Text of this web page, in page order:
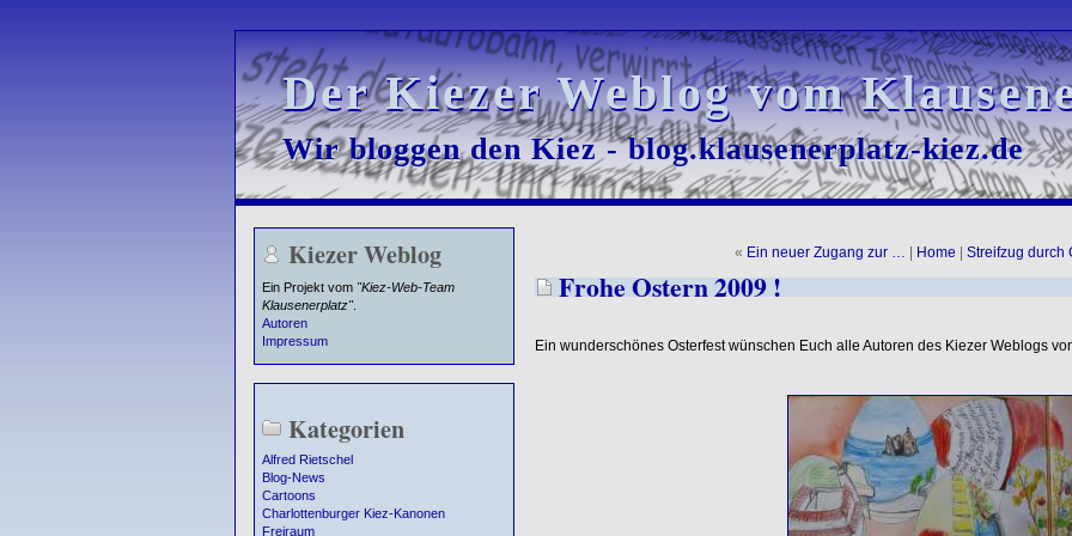
Der Kiezer Weblog vom
Der Kiezer Weblog vom
Wir bloggen den Kiez - blog.klausenerplatz-kiez.de
Wir bloggen den Kiez - blog.klausenerplatz-kiez.de
Kiezer Weblog
Ein Projekt vom "Kiez-Web-Team
Klausenerplatz".
Autoren
Impressum
Kategorien
Alfred Rietschel
Blog-News
Cartoons
Charlottenburger Kiez-Kanonen
Freiraum
« Ein neuer Zugang zur … Home Streifzug durch
Frohe Ostern 2009 !
Ein wunderschönes Osterfest wünschen Euch alle Autoren des Kiezer Weblogs